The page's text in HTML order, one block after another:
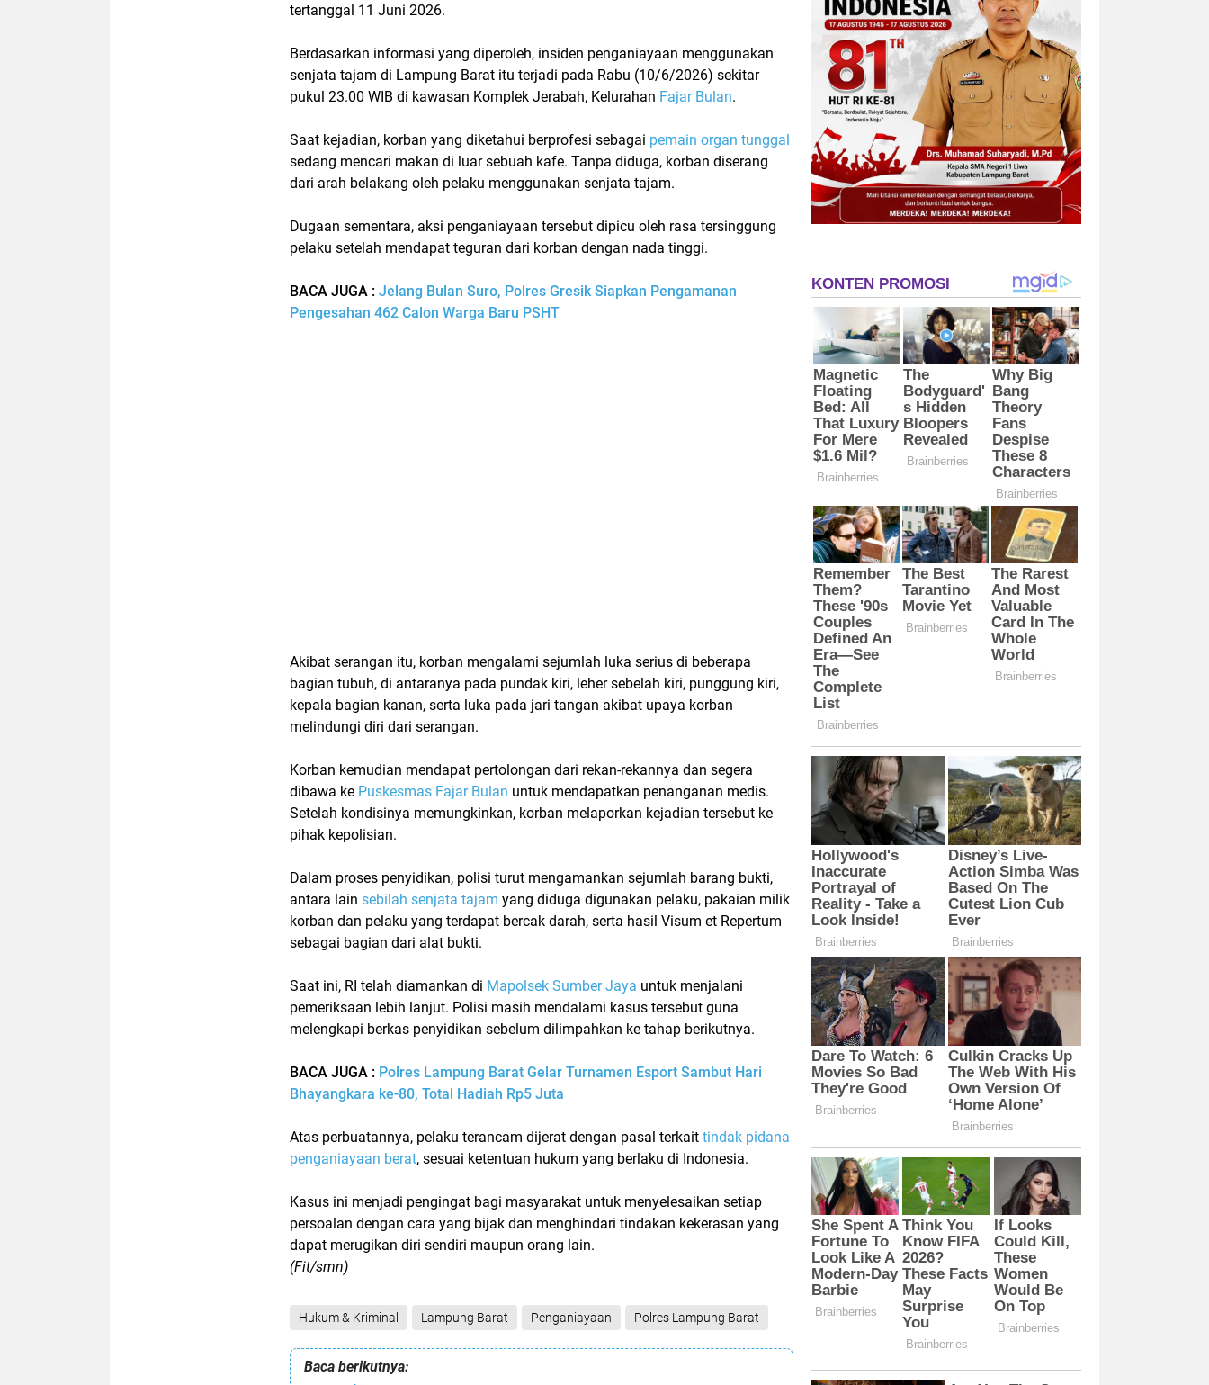
tertanggal 11 Juni 2026.
Berdasarkan informasi yang diperoleh, insiden penganiayaan menggunakan
senjata tajam di Lampung Barat itu terjadi pada Rabu (10/6/2026) sekitar
pukul 23.00 WIB di kawasan Komplek Jerabah, Kelurahan Fajar Bulan.
Saat kejadian, korban yang diketahui berprofesi sebagai pemain organ tunggal
sedang mencari makan di luar sebuah kafe. Tanpa diduga, korban diserang
dari arah belakang oleh pelaku menggunakan senjata tajam.
Dugaan sementara, aksi penganiayaan tersebut dipicu oleh rasa tersinggung
pelaku setelah mendapat teguran dari korban dengan nada tinggi.
BACA JUGA : Jelang Bulan Suro, Polres Gresik Siapkan Pengamanan
Pengesahan 462 Calon Warga Baru PSHT
Akibat serangan itu, korban mengalami sejumlah luka serius di beberapa
bagian tubuh, di antaranya pada pundak kiri, leher sebelah kiri, punggung kiri,
kepala bagian kanan, serta luka pada jari tangan akibat upaya korban
melindungi diri dari serangan.
Korban kemudian mendapat pertolongan dari rekan-rekannya dan segera
dibawa ke Puskesmas Fajar Bulan untuk mendapatkan penanganan medis.
Setelah kondisinya memungkinkan, korban melaporkan kejadian tersebut ke
pihak kepolisian.
Dalam proses penyidikan, polisi turut mengamankan sejumlah barang bukti,
antara lain sebilah senjata tajam yang diduga digunakan pelaku, pakaian milik
korban dan pelaku yang terdapat bercak darah, serta hasil Visum et Repertum
sebagai bagian dari alat bukti.
Saat ini, RI telah diamankan di Mapolsek Sumber Jaya untuk menjalani
pemeriksaan lebih lanjut. Polisi masih mendalami kasus tersebut guna
melengkapi berkas penyidikan sebelum dilimpahkan ke tahap berikutnya.
BACA JUGA : Polres Lampung Barat Gelar Turnamen Esport Sambut Hari
Bhayangkara ke-80, Total Hadiah Rp5 Juta
Atas perbuatannya, pelaku terancam dijerat dengan pasal terkait tindak pidana
penganiayaan berat, sesuai ketentuan hukum yang berlaku di Indonesia.
Kasus ini menjadi pengingat bagi masyarakat untuk menyelesaikan setiap
persoalan dengan cara yang bijak dan menghindari tindakan kekerasan yang
dapat merugikan diri sendiri maupun orang lain.
(Fit/smn)
Hukum & Kriminal Lampung Barat Penganiayaan Polres Lampung Barat
Baca berikutnya: